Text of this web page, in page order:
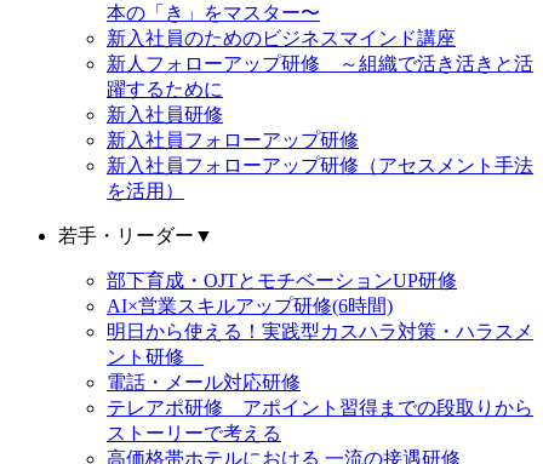
本の「き」をマスター〜
新入社員のためのビジネスマインド講座
新人フォローアップ研修 ～組織で活き活きと活
躍するために
新入社員研修
新入社員フォローアップ研修
新入社員フォローアップ研修（アセスメント手法
を活用）
若手・リーダー ▼
部下育成・OJTとモチベーションUP研修
AI×営業スキルアップ研修(6時間)
明日から使える！実践型カスハラ対策・ハラスメ
ント研修
電話・メール対応研修
テレアポ研修 アポイント習得までの段取りから
ストーリーで考える
高価格帯ホテルにおける 一流の接遇研修